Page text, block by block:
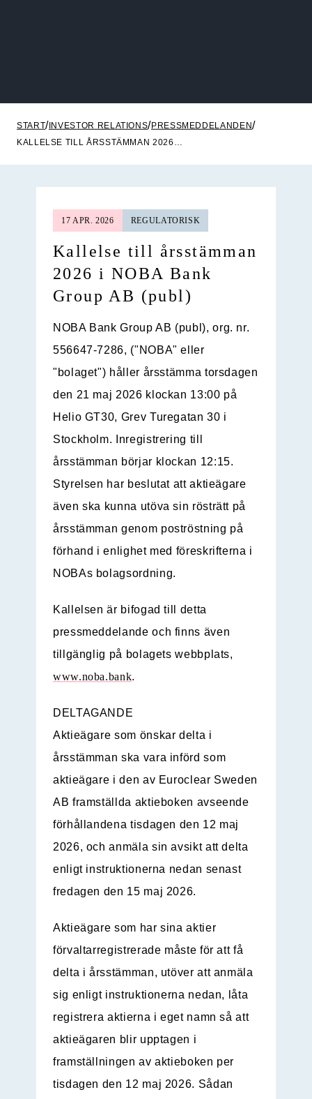
START INVESTOR RELATIONS PRESSMEDDELANDEN
KALLELSE TILL ÅRSSTÄMMAN 2026 I NOBA BANK GROUP AB (PUBL)
17 APR. 2026 REGULATORISK
Kallelse till årsstämman
2026 i NOBA Bank
Group AB (publ)
NOBA Bank Group AB (publ), org. nr.
556647-7286, ("NOBA" eller
"bolaget") håller årsstämma torsdagen
den 21 maj 2026 klockan 13:00 på
Helio GT30, Grev Turegatan 30 i
Stockholm. Inregistrering till
årsstämman börjar klockan 12:15.
Styrelsen har beslutat att aktieägare
även ska kunna utöva sin rösträtt på
årsstämman genom poströstning på
förhand i enlighet med föreskrifterna i
NOBAs bolagsordning.
Kallelsen är bifogad till detta
pressmeddelande och finns även
tillgänglig på bolagets webbplats,
www.noba.bank.
DELTAGANDE
Aktieägare som önskar delta i
årsstämman ska vara införd som
aktieägare i den av Euroclear Sweden
AB framställda aktieboken avseende
förhållandena tisdagen den 12 maj
2026, och anmäla sin avsikt att delta
enligt instruktionerna nedan senast
fredagen den 15 maj 2026.
Aktieägare som har sina aktier
förvaltarregistrerade måste för att få
delta i årsstämman, utöver att anmäla
sig enligt instruktionerna nedan, låta
registrera aktierna i eget namn så att
aktieägaren blir upptagen i
framställningen av aktieboken per
tisdagen den 12 maj 2026. Sådan